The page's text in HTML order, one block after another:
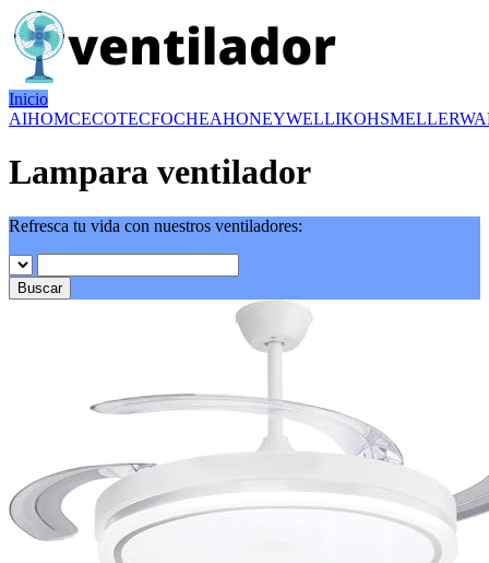
Inicio
AIHOMCECOTECFOCHEAHONEYWELLIKOHS
Lampara ventilador
Refresca tu vida con nuestros ventiladores:
Buscar